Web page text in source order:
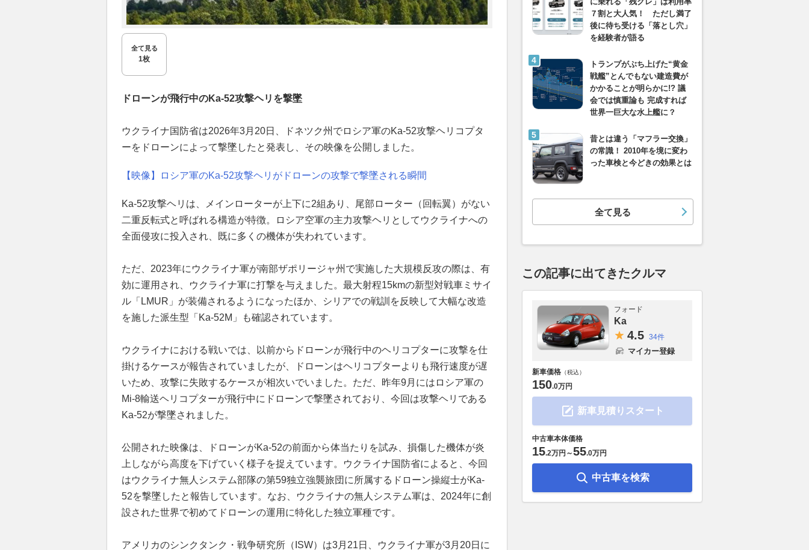
全て見る
1枚
ドローンが飛行中のKa-52攻撃ヘリを撃墜
ウクライナ国防省は2026年3月20日、ドネツク州でロシア軍のKa-52攻撃ヘリコプタ
ーをドローンによって撃墜したと発表し、その映像を公開しました。
【映像】ロシア軍のKa-52攻撃ヘリがドローンの攻撃で撃墜される瞬間
Ka-52攻撃ヘリは、メインローターが上下に2組あり、尾部ローター（回転翼）がない
二重反転式と呼ばれる構造が特徴。ロシア空軍の主力攻撃ヘリとしてウクライナへの
全面侵攻に投入され、既に多くの機体が失われています。
ただ、2023年にウクライナ軍が南部ザポリージャ州で実施した大規模反攻の際は、有
効に運用され、ウクライナ軍に打撃を与えました。最大射程15kmの新型対戦車ミサイ
ル「LMUR」が装備されるようになったほか、シリアでの戦訓を反映して大幅な改造
を施した派生型「Ka-52M」も確認されています。
ウクライナにおける戦いでは、以前からドローンが飛行中のヘリコプターに攻撃を仕
掛けるケースが報告されていましたが、ドローンはヘリコプターよりも飛行速度が遅
いため、攻撃に失敗するケースが相次いでいました。ただ、昨年9月にはロシア軍の
Mi-8輸送ヘリコプターが飛行中にドローンで撃墜されており、今回は攻撃ヘリである
Ka-52が撃墜されました。
公開された映像は、ドローンがKa-52の前面から体当たりを試み、損傷した機体が炎
上しながら高度を下げていく様子を捉えています。ウクライナ国防省によると、今回
はウクライナ無人システム部隊の第59独立強襲旅団に所属するドローン操縦士がKa-
52を撃墜したと報告しています。なお、ウクライナの無人システム軍は、2024年に創
設された世界で初めてドローンの運用に特化した独立軍種です。
アメリカのシンクタンク・戦争研究所（ISW）は3月21日、ウクライナ軍が3月20日に
７割と大人気！ ただし満了
後に待ち受ける「落とし穴」
を経験者が語る
トランプがぶち上げた“黄金
戦艦”とんでもない建造費が
かかることが明らかに!? 議
会では慎重論も 完成すれば
世界一巨大な水上艦に？
昔とは違う「マフラー交換」
の常識！ 2010年を境に変わ
った車検と今どきの効果とは
全て見る
この記事に出てきたクルマ
フォード
Ka
4.5 34件
マイカー登録
新車価格 （税込）
150.0万円
新車見積りスタート
中古車本体価格
15.2万円 ～55.0万円
中古車を検索